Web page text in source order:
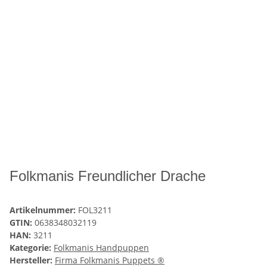
Folkmanis Freundlicher Drache
Artikelnummer: FOL3211
GTIN: 0638348032119
HAN: 3211
Kategorie: Folkmanis Handpuppen
Hersteller: Firma Folkmanis Puppets ®